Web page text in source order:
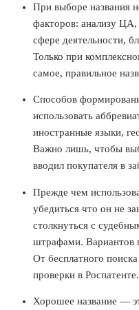
При выборе названия
факторов: анализу ЦА,
сфере деятельности,
Только при
самое, правильное
Способов
использовать
иностранные языки,
Важно лишь, чтобы
вводил покупателя в
Прежде чем
убедиться что он не
столкнуться с
штрафами. Вариантов
От бесплатного
проверки в Роспатенте.
Хорошее название —